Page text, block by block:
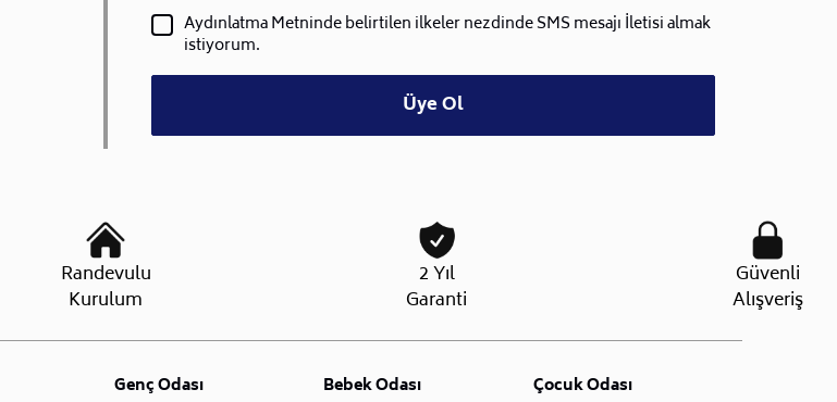
Aydınlatma Metninde belirtilen ilkeler nezdinde SMS mesajı İletisi almak
istiyorum.
Üye Ol
Randevulu
Kurulum
2 Yıl
Garanti
Güvenli
Alışveriş
Genç Odası
Bebek Odası
Çocuk Odası